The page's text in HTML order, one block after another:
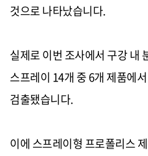
것으로 나타났습니다.
실제로 이번 조사에서 구강 내
스프레이 14개 중6개 제품에서
검출됐습니다.
이에 스프레이형 프로폴리스